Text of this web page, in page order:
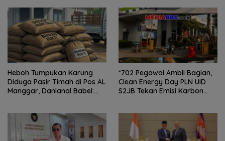
Heboh Tumpukan Karung
Diduga Pasir Timah di Pos AL
Manggar, Danlanal Babel:
*702 Pegawai Ambil Bagian,
Clean Energy Day PLN UID
S2JB Tekan Emisi Karbon